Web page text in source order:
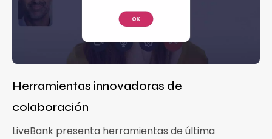
Herramientas innovadoras de
colaboración
LiveBank presenta herramientas de última